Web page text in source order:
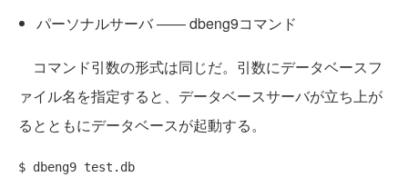
パーソナルサーバ ―― dbeng9コマンド
コマンド引数の形式は同じだ。引数にデータベースフ
ァイル名を指定すると、データベースサーバが立ち上が
るとともにデータベースが起動する。